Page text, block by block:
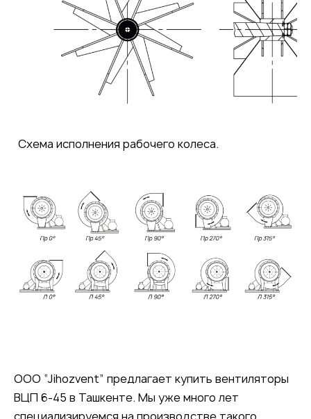
Схема исполнения рабочего колеса.
ООО “Jihozvent” предлагает купить вентиляторы
ВЦП 6-45 в Ташкенте. Мы уже много лет